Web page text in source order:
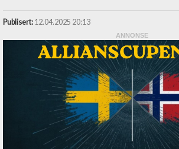
Publisert: 12.04.2025 20:13